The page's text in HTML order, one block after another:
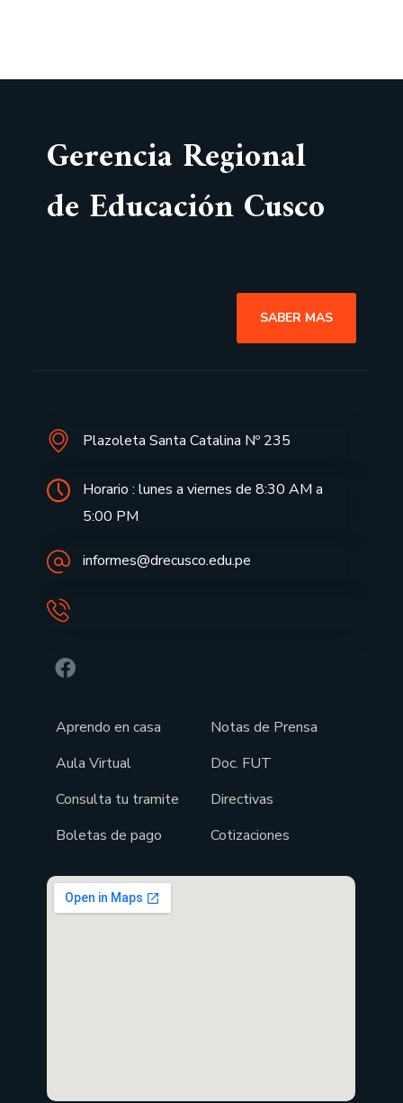
Gerencia Regional
de Educación Cusco
SABER MAS
Plazoleta Santa Catalina Nº 235
Horario : lunes a viernes de 8:30 AM a
5:00 PM
informes@drecusco.edu.pe
Aprendo en casa
Aula Virtual
Consulta tu tramite
Boletas de pago
Notas de Prensa
Doc. FUT
Directivas
Cotizaciones